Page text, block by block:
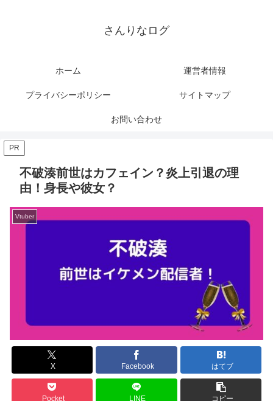
さんりなログ
ホーム 運営者情報
プライバシーポリシー サイトマップ
お問い合わせ
PR
不破湊前世はカフェイン？炎上引退の理
由！身長や彼女？
Vtuber
X Facebook はてブ
Pocket LINE コピー